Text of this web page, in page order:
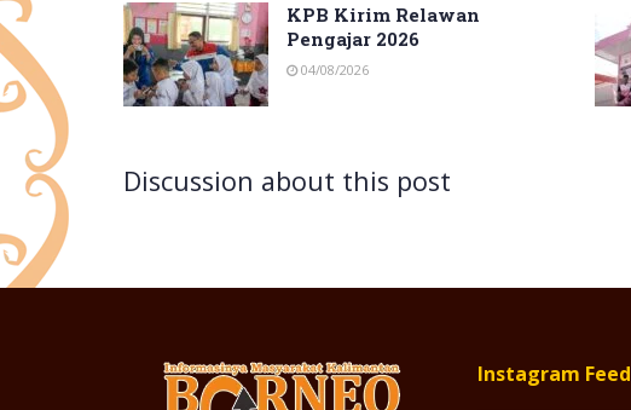
KPB Kirim Relawan
Pengajar 2026
04/08/2026
Discussion about this post
Instagram Feed